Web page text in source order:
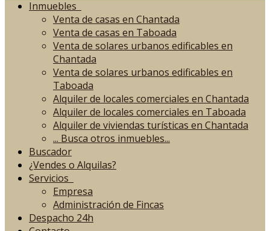
Inmuebles
Venta de casas en Chantada
Venta de casas en Taboada
Venta de solares urbanos edificables en
Chantada
Venta de solares urbanos edificables en
Taboada
Alquiler de locales comerciales en Chantada
Alquiler de locales comerciales en Taboada
Alquiler de viviendas turísticas en Chantada
... Busca otros inmuebles...
Buscador
¿Vendes o Alquilas?
Servicios
Empresa
Administración de Fincas
Despacho 24h